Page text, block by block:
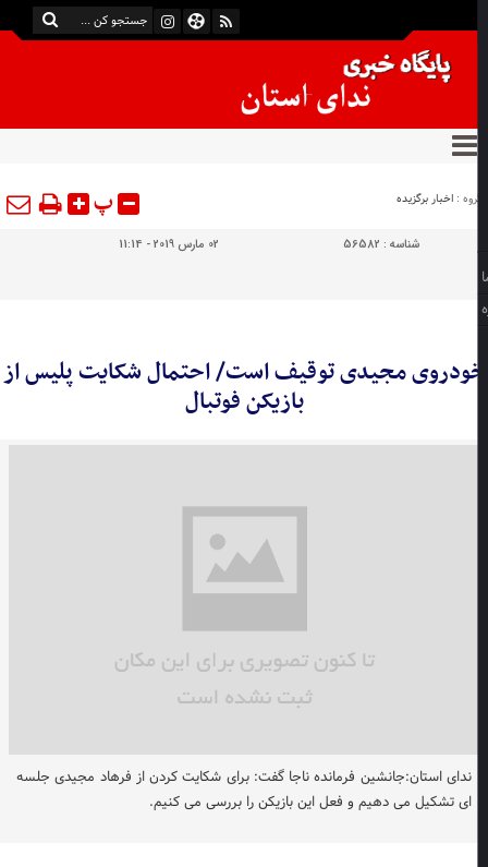
:اخبار برگزیده پ
شناسه :56582
مجیدی توقیف است/ احتمال شکایت پلیس از
بازیکن فوتبال
ندای استان:جانشین فرمانده ناجا گفت: برای شکایت کردن از فرهاد مجیدی جلسه
ای تشکیل می دهیم و فعل این بازیکن را بررسی می کنیم.